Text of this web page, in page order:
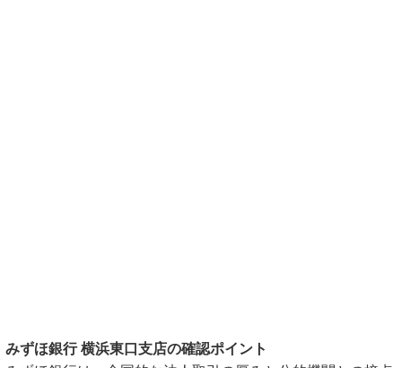
みずほ銀行 横浜東口支店の確認ポイント